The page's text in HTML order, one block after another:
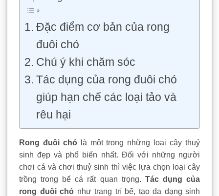
Đặc điểm cơ bản của rong
đuôi chó
Chú ý khi chăm sóc
Tác dụng của rong đuôi chó
giúp hạn chế các loại tảo và
rêu hại
Rong đuôi chólà một trong những loại cây thuỷ
sinh đẹp và phổ biến nhất. Đối với những người
chơi cá và chơi thuỷ sinh thì việc lựa chọn loại cây
trồng trong bể cá rất quan trọng. Tác dụng của
rong đuôi chó như trang trí bể, tạo đa dạng sinh